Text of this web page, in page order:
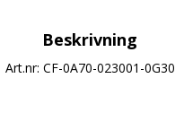
Beskrivning
Art.nr: CF-0A70-023001-0G30